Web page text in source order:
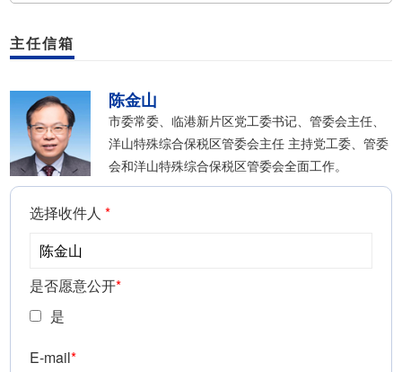
主任信箱
陈金山
市委常委、临港新片区党工委书记、管委会主任、
洋山特殊综合保税区管委会主任 主持党工委、管委
会和洋山特殊综合保税区管委会全面工作。
选择收件人*
是否愿意公开*
是
E-mail*